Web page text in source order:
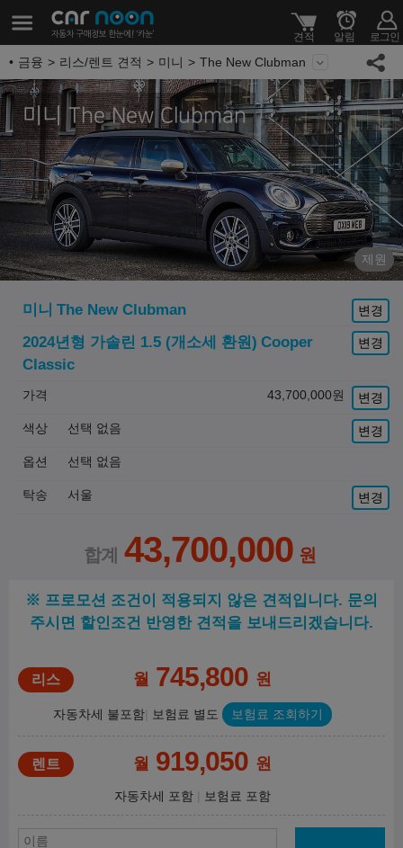
금융 리스/렌트 견적 미니 The New Clubman
미니 The New Clubman
제원
미니 The New Clubman 변경
2024년형 가솔린 1.5 (개소세 환원) Cooper
Classic
변경
가격 43,700,000원 변경
색상 선택 없음 변경
옵션 선택 없음
탁송 서울 변경
43,700,000
※ 프로모션 조건이 적용되지 않은 견적입니다. 문의
주시면 할인조건 반영한 견적을 보내드리겠습니다.
월 745,800 원
자동차세 불포함 보험료 별도 보험료 조회하기
월 919,050 원
자동차세 포함 보험료 포함